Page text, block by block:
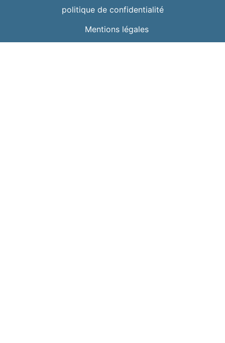
politique de confidentialité
Mentions légales